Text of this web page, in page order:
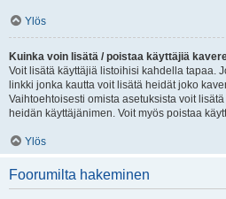
Ylös
Kuinka voin lisätä / poistaa käyttäjiä
Voit lisätä käyttäjiä listoihisi kahdella tapaa.
linkki jonka kautta voit lisätä heidät joko
Vaihtoehtoisesti omista asetuksista voit
heidän käyttäjänimen. Voit myös poistaa
Ylös
Foorumilta hakeminen